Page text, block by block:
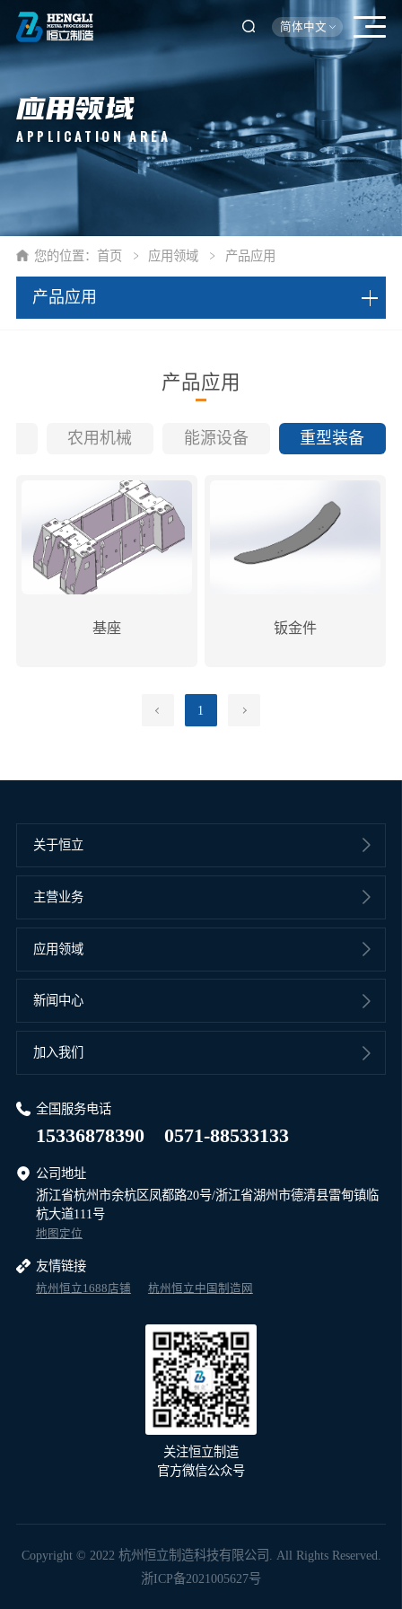
简体中文
应用领域
APPLICATION AREA
您的位置：首页 应用领域 产品应用
产品应用
产品应用
农用机械 能源设备 重型装备
基座 钣金件
1
关于恒立
主营业务
应用领域
新闻中心
加入我们
全国服务电话
15336878390 0571-88533133
公司地址
浙江省杭州市余杭区凤都路20号/浙江省湖州市德清县雷甸镇临
杭大道111号
地图定位
友情链接
杭州恒立1688店铺 杭州恒立中国制造网
关注恒立制造
官方微信公众号
Copyright © 2022 杭州恒立制造科技有限公司. All Rights Reserved.
浙ICP备2021005627号